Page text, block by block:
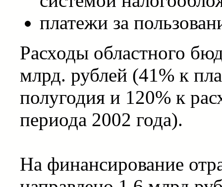
платежи за
Расходы областного
млрд. рублей (41% к
полугодия и 120% к
периода 2002 года).
На финансирование